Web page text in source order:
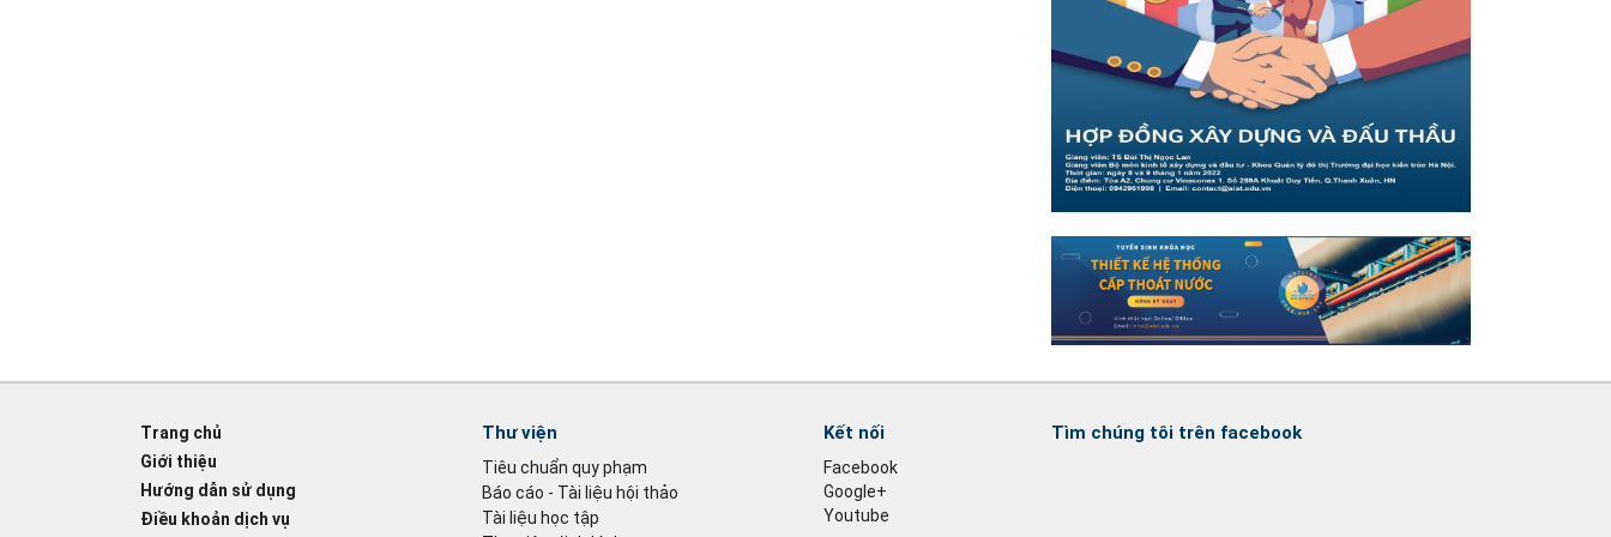
Trang chủ
Giới thiệu
Hướng dẫn sử dụng
Điều khoản dịch vụ
Thư viện
Tiêu chuẩn quy phạm
Báo cáo - Tài liệu hội thảo
Tài liệu học tập
Kết nối
Facebook
Google+
Youtube
Tìm chúng tôi trên facebook